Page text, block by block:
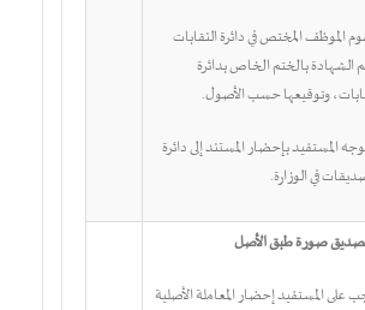
الموظف المختص في دائرة النقابات
بالختم الخاص بدائرة
وتوقيعها حسب الأصول.
المستفيد بإحضار المستند إلى دائرة
في الوزارة.
صورة طبق الأصل
المستفيد إحضار المعاملة الأصلية